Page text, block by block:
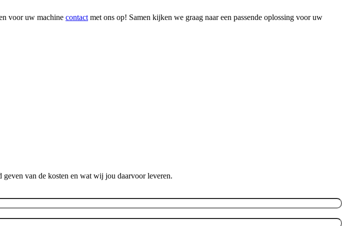
voor uw machine contact met ons op! Samen kijken we graag naar een passende oplossing voor uw
van de kosten en wat wij jou daarvoor leveren.